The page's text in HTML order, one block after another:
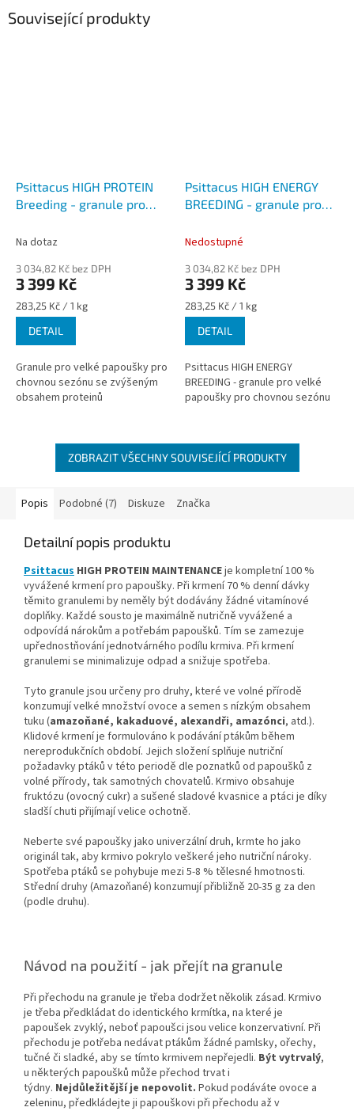
Související produkty
Psittacus HIGH PROTEIN
Breeding - granule pro
chovnou sezónu
Na dotaz
3 034,82 Kč bez DPH
3 399 Kč
Měrná
cena:
283,25 Kč / 1 kg
DETAIL
Granule pro velké papoušky pro
chovnou sezónu se zvýšeným
obsahem proteinů
Psittacus HIGH ENERGY
BREEDING - granule pro
chovnou sezónu
Nedostupné
3 034,82 Kč bez DPH
3 399 Kč
Měrná
cena:
283,25 Kč / 1 kg
DETAIL
Psittacus HIGH ENERGY
BREEDING - granule pro velké
papoušky pro chovnou sezónu
ZOBRAZIT VŠECHNY SOUVISEJÍCÍ PRODUKTY
Popis Podobné (7) Diskuze Značka
Detailní popis produktu
Psittacus HIGH PROTEIN MAINTENANCEje kompletní 100 %
vyvážené krmení pro papoušky. Při krmení 70 % denní dávky
těmito granulemi by neměly být dodávány žádné vitamínové
doplňky. Každé sousto je maximálně nutričně vyvážené a
odpovídá nárokům a potřebám papoušků. Tím se zamezuje
upřednostňování jednotvárného podílu krmiva. Při krmení
granulemi se minimalizuje odpad a snižuje spotřeba.
Tyto granule jsou určeny pro druhy, které ve volné přírodě
konzumují velké množství ovoce a semen s nízkým obsahem
tuku (amazoňané, kakaduové, alexandři, amazónci, atd.).
Klidové krmení je formulováno k podávání ptákům během
nereprodukčních období. Jejich složení splňuje nutriční
požadavky ptáků v této periodě dle poznatků od papoušků z
volné přírody, tak samotných chovatelů. Krmivo obsahuje
fruktózu (ovocný cukr) a sušené sladové kvasnice a ptáci je díky
sladší chuti přijímají velice ochotně.
Neberte své papoušky jako univerzální druh, krmte ho jako
originál tak, aby krmivo pokrylo veškeré jeho nutriční nároky.
Spotřeba ptáků se pohybuje mezi 5-8 % tělesné hmotnosti.
Střední druhy (Amazoňané) konzumují přibližně 20-35 g za den
(podle druhu).
Návod na použití - jak přejít na granule
Při přechodu na granule je třeba dodržet několik zásad. Krmivo
je třeba předkládat do identického krmítka, na které je
papoušek zvyklý, neboť papoušci jsou velice konzervativní. Při
přechodu je potřeba nedávat ptákům žádné pamlsky, ořechy,
tučné či sladké, aby se tímto krmivem nepřejedli. Být vytrvalý,
u některých papoušků může přechod trvat i
týdny. Nejdůležitější je nepovolit. Pokud podáváte ovoce a
zeleninu, předkládejte ji papouškovi při přechodu až v